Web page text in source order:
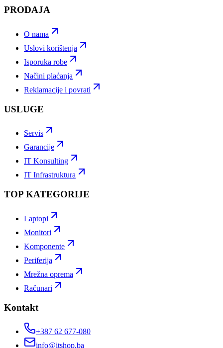
PRODAJA
O nama
Uslovi korištenja
Isporuka robe
Načini plaćanja
Reklamacije i povrati
USLUGE
Servis
Garancije
IT Konsulting
IT Infrastruktura
TOP KATEGORIJE
Laptopi
Monitori
Komponente
Periferija
Mrežna oprema
Računari
Kontakt
+387 62 677-080
info@itshop.ba